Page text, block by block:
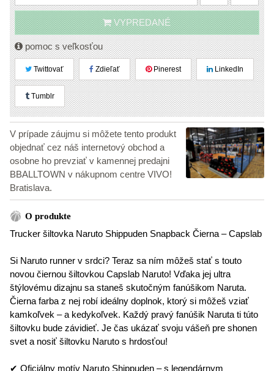
VYPREDANÉ
pomoc s veľkosťou
Twittovať Zdieľať Pinerest LinkedIn
Tumblr
V prípade záujmu si môžete tento produkt
objednať cez náš internetový obchod a
osobne ho prevziať v kamennej predajni
BBALLTOWN v nákupnom centre VIVO!
Bratislava.
O produkte
Trucker šiltovka Naruto Shippuden Snapback Čierna – Capslab
Si Naruto runner v srdci? Teraz sa ním môžeš stať s touto
novou čiernou šiltovkou Capslab Naruto! Vďaka jej ultra
štýlovému dizajnu sa staneš skutočným fanúšikom Naruta.
Čierna farba z nej robí ideálny doplnok, ktorý si môžeš vziať
kamkoľvek – a kedykoľvek. Každý pravý fanúšik Naruta ti túto
šiltovku bude závidieť. Je čas ukázať svoju vášeň pre shonen
svet a nosiť šiltovku Naruto s hrdosťou!
✔ Oficiálny motív Naruto Shippuden – s legendárnym